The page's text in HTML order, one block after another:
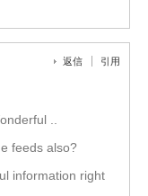
返信 引用
..
feeds also?
information right